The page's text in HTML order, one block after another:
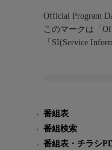
Official Program
このマークは「
「SI(Service
番組表
番組検索
番組表・チラシ